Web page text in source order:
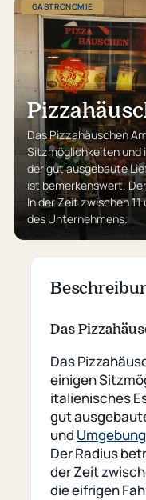
GASTRONOMIE
Das Pizzahäuschen
Sitzmöglichkeiten und
der gut ausgebaute
ist bemerkenswert.
In der Zeit zwischen
des Unternehmens.
Das
Das
einigen
italienisches
gut
und Umgebung
Der Radius
der Zeit
die eifrigen